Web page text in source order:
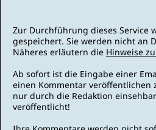
Zur Durchführung dieses Service
gespeichert. Sie werden nicht an
Näheres erläutern die Hinweise
Ab sofort ist die Eingabe einer
einen Kommentar veröffentlichen
nur durch die Redaktion
veröffentlicht!